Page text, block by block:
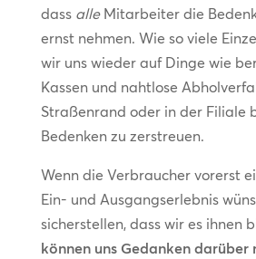
dass alle Mitarbeiter die
ernst nehmen. Wie so viele
wir uns wieder auf Dinge wie
Kassen und nahtlose
Straßenrand oder in der Filiale
Bedenken zu zerstreuen.
Wenn die Verbraucher vorerst
Ein- und Ausgangserlebnis
sicherstellen, dass wir es ihnen
können uns Gedanken darüber